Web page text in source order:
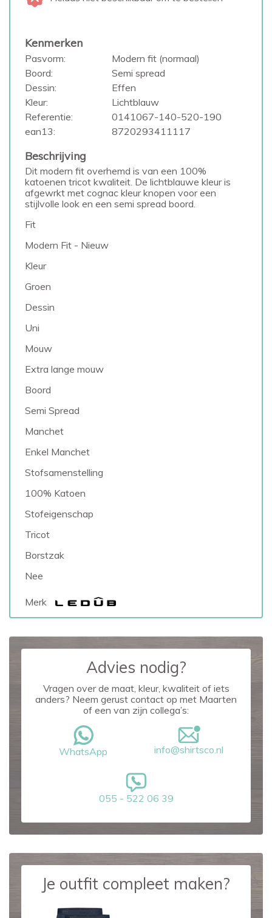
Kenmerken
Pasvorm:
Modern fit (normaal)
Boord:
Semi spread
Dessin:
Effen
Kleur:
Lichtblauw
Referentie:
0141067-140-520-190
ean13:
8720293411117
Beschrijving
Dit modern fit overhemd is van een 100%
katoenen tricot kwaliteit. De lichtblauwe kleur is
afgewrkt met cognac kleur knopen voor een
stijlvolle look en een semi spread boord.
Fit
Modern Fit - Nieuw
Kleur
Groen
Dessin
Uni
Mouw
Extra lange mouw
Boord
Semi Spread
Manchet
Enkel Manchet
Stofsamenstelling
100% Katoen
Stofeigenschap
Tricot
Borstzak
Nee
Merk
Advies nodig?
Vragen over de maat, kleur, kwaliteit of iets
anders? Neem gerust contact op met Maarten
of een van zijn collega’s:
WhatsApp info@shirtsco.nl
055 - 522 06 39
Je outfit compleet maken?